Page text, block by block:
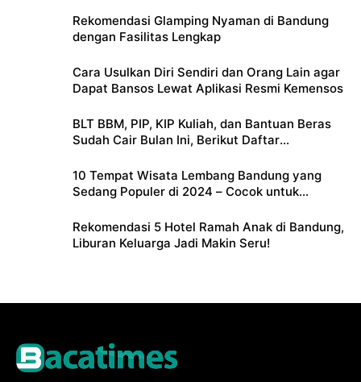
Rekomendasi Glamping Nyaman di Bandung
dengan Fasilitas Lengkap
Cara Usulkan Diri Sendiri dan Orang Lain agar
Dapat Bansos Lewat Aplikasi Resmi Kemensos
BLT BBM, PIP, KIP Kuliah, dan Bantuan Beras
Sudah Cair Bulan Ini, Berikut Daftar
10 Tempat Wisata Lembang Bandung yang
Sedang Populer di 2024 – Cocok untuk
Rekomendasi 5 Hotel Ramah Anak di Bandung,
Liburan Keluarga Jadi Makin Seru!